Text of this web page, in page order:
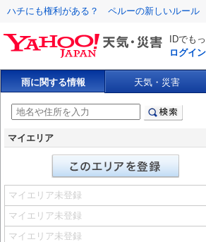
ハチにも権利がある？ ペルーの新しいルール
IDでも
ログイン
雨に関する情報 天気・災害
マイエリア
マイエリア未登録
マイエリア未登録
マイエリア未登録